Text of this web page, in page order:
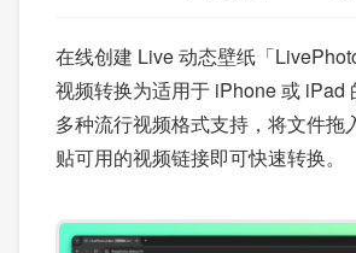
在线创建 Live 动态壁纸「
视频转换为适用于 iPhone 或 iPad
多种流行视频格式支持，将文件拖
贴可用的视频链接即可快速转换。